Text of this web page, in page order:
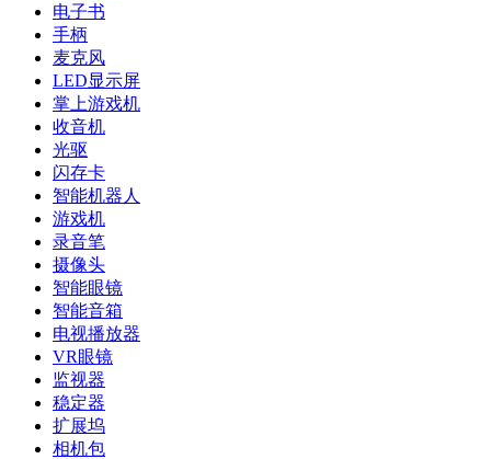
电子书
手柄
麦克风
LED显示屏
掌上游戏机
收音机
光驱
闪存卡
智能机器人
游戏机
录音笔
摄像头
智能眼镜
智能音箱
电视播放器
VR眼镜
监视器
稳定器
扩展坞
相机包